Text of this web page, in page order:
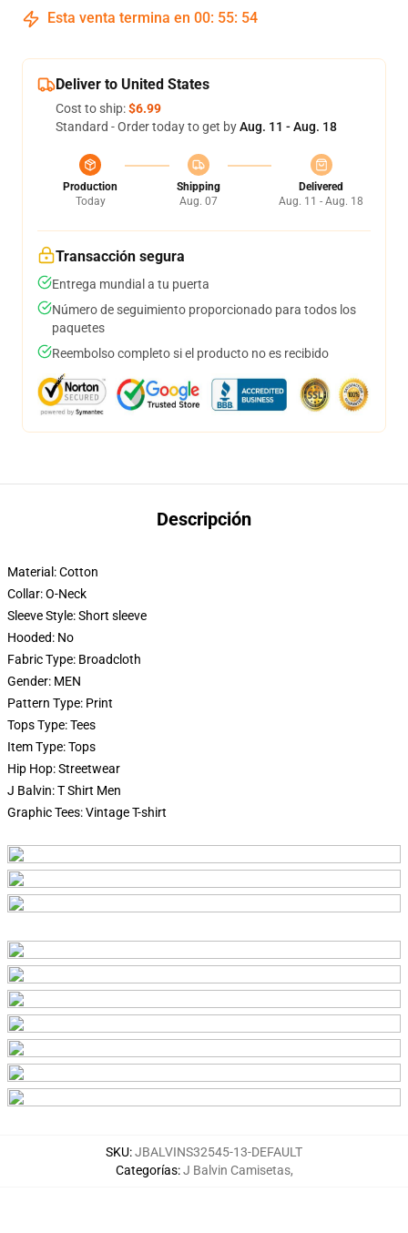
Esta venta termina en 00: 55: 53
Deliver to United States
Cost to ship:$6.99
Standard - Order today to get byAug. 11 - Aug. 18
Production
Today
Shipping
Aug. 07
Delivered
Aug. 11 - Aug. 18
Transacción segura
Entrega mundial a tu puerta
Número de seguimiento proporcionado para todos los
paquetes
Reembolso completo si el producto no es recibido
Descripción
Material:Cotton
Collar:O-Neck
Sleeve Style:Short sleeve
Hooded: No
Fabric Type: Broadcloth
Gender: MEN
Pattern Type: Print
Tops Type:Tees
Item Type:Tops
Hip Hop:Streetwear
J Balvin:T Shirt Men
Graphic Tees:Vintage T-shirt
SKU:JBALVINS32545-13-DEFAULT
Categorías:J Balvin Camisetas,